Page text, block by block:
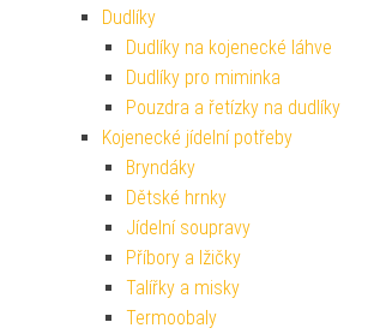
Dudlíky
Dudlíky na kojenecké láhve
Dudlíky pro miminka
Pouzdra a řetízky na dudlíky
Kojenecké jídelní potřeby
Bryndáky
Dětské hrnky
Jídelní soupravy
Příbory a lžičky
Talířky a misky
Termoobaly